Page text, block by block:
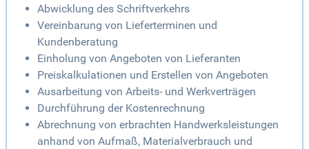
Abwicklung des Schriftverkehrs
Vereinbarung von Lieferterminen und
Kundenberatung
Einholung von Angeboten von Lieferanten
Preiskalkulationen und Erstellen von Angeboten
Ausarbeitung von Arbeits- und Werkverträgen
Durchführung der Kostenrechnung
Abrechnung von erbrachten Handwerksleistungen
anhand von Aufmaß, Materialverbrauch und